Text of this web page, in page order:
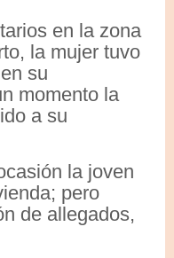
en la zona
la mujer tuvo
su
momento la
a su
la joven
pero
de allegados,